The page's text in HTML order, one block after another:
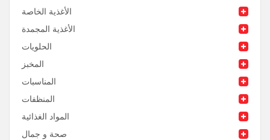
الأغذية الخاصة
الأغذية المجمدة
الحلويات
المخبز
المناسبات
المنظفات
المواد الغذائية
صحة و جمال